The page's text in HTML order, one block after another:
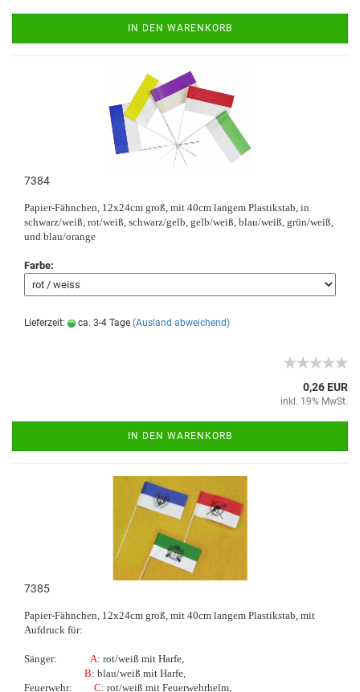
IN DEN WARENKORB
7384
Papier-Fähnchen, 12x24cm groß, mit 40cm langem Plastikstab, in
schwarz/weiß, rot/weiß, schwarz/gelb, gelb/weiß, blau/weiß, grün/weiß,
und blau/orange
Farbe:
Lieferzeit: ca. 3-4 Tage (Ausland abweichend)
0,26 EUR
inkl. 19% MwSt.
IN DEN WARENKORB
7385
Papier-Fähnchen, 12x24cm groß, mit 40cm langem Plastikstab, mit
Aufdruck für:
Sänger: A: rot/weiß mit Harfe,
B: blau/weiß mit Harfe,
Feuerwehr: C: rot/weiß mit Feuerwehrhelm,